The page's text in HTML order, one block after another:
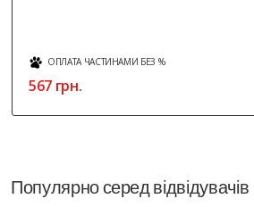
ОПЛАТА ЧАСТИНАМИ БЕЗ %
567 грн.
Популярно серед відвідувачів